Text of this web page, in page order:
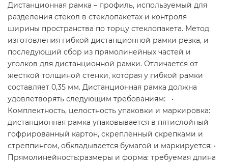
Дистанционная рамка – профиль, используемый для
разделения стёкол в стеклопакетах и контроля
ширины пространства по торцу стеклопакета. Метод
изготовления гибкой дистанционной рамки резка, и
последующий сбор из прямолинейных частей и
уголков для дистанционной рамки. Отличается от
жесткой толщиной стенки, которая у гибкой рамки
составляет 0,35 мм. Дистанционная рамка должна
удовлетворять следующим требованиям: •
Комплектность, целостность упаковки и маркировка:
дистанционная рамка упаковывается в пятислойный
гофрированный картон, скреплённый скрепками и
стреппингом, обкладывается бумагой и маркируется; •
Прямолинейность:размеры и форма: требуемая длина